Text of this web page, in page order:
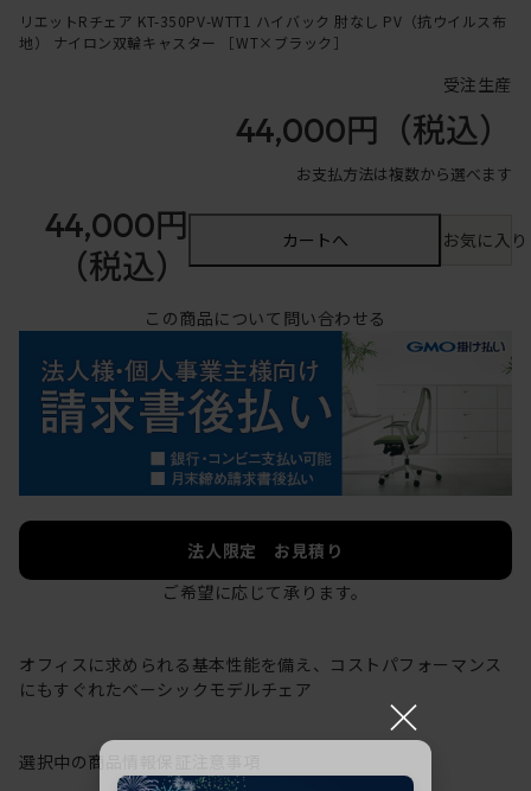
リエットRチェア KT-350PV-WTT1 ハイバック 肘なし PV（抗ウイルス布
地） ナイロン双輪キャスター ［WT×ブラック］
受注生産
44,000円 （税込）
お支払方法は複数から選べます
44,000円
（税込）
カートへ お気に入
この商品について問い合わせる
法人限定 お見積り
ご希望に応じて承ります。
オフィスに求められる基本性能を備え、コストパフォーマンス
にもすぐれたベーシックモデルチェア
選択中の商品情報
×